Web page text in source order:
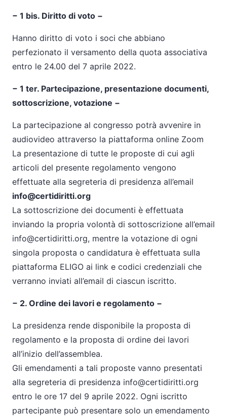
− 1 bis. Diritto di voto −
Hanno diritto di voto i soci che abbiano
perfezionato il versamento della quota associativa
entro le 24.00 del 7 aprile 2022.
− 1 ter. Partecipazione, presentazione documenti,
sottoscrizione, votazione −
La partecipazione al congresso potrà avvenire in
audiovideo attraverso la piattaforma online Zoom
La presentazione di tutte le proposte di cui agli
articoli del presente regolamento vengono
effettuate alla segreteria di presidenza all’email
info@certidiritti.org
La sottoscrizione dei documenti è effettuata
inviando la propria volontà di sottoscrizione all’email
info@certidiritti.org, mentre la votazione di ogni
singola proposta o candidatura è effettuata sulla
piattaforma ELIGO ai link e codici credenziali che
verranno inviati all’email di ciascun iscritto.
− 2. Ordine dei lavori e regolamento −
La presidenza rende disponibile la proposta di
regolamento e la proposta di ordine dei lavori
all’inizio dell’assemblea.
Gli emendamenti a tali proposte vanno presentati
alla segreteria di presidenza info@certidiritti.org
entro le ore 17 del 9 aprile 2022. Ogni iscritto
partecipante può presentare solo un emendamento